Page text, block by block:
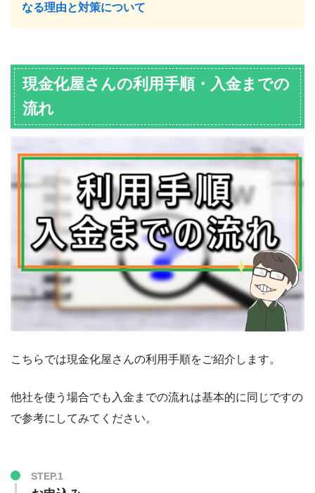
なる理由と対策について
現金化屋さんの利用手順・入金までの
流れ
こちらでは現金化屋さんの利用手順をご紹介します。
他社を使う場合でも入金までの流れは基本的に同じですの
で参考にしてみてください。
STEP.1